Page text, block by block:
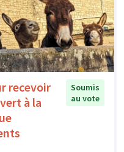
recevoir
à la
Soumis
au vote